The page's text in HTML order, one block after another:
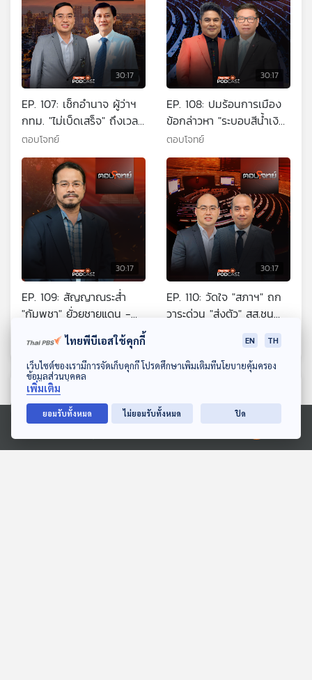
ดาวน์โหลด Thai PBS Podcast Application
Ⓒ 2020 องค์การกระจายเสียงและแพร่ภาพสาธารณะแห่งประเทศไทย
30:17
EP. 107: เช็กอำนาจ ผู้ว่าฯ
กทม. "ไม่เบ็ดเสร็จ" ถึงเวลา
ติดอาวุธ ?
ตอบโจทย์
30:17
EP. 108: ปมร้อนการเมือง
ข้อกล่าวหา "ระบอบสีน้ำเงิน"
กินรวบประเทศ ?
ตอบโจทย์
30:17
EP. 109: สัญญาณระส่ำ
"กัมพูชา" ยั่วยุชายแดน -
ปั่นป่วนภายใน ?
30:17
EP. 110: วัดใจ "สภาฯ" ถก
วาระด่วน "ส่งตัว" สส.ชน
นพัฒฐ์ ให้ดีเอสไอ ?
ตอนที่เกี่ยวข้อง
ไทยพีบีเอสใช้คุกกี้ EN TH
เว็บไซต์ของเรามีการจัดเก็บคุกกี้ โปรดศึกษาเพิ่มเติมที่นโยบายคุ้มครอง
ข้อมูลส่วนบุคคล
เพิ่มเติม
ยอมรับทั้งหมด ไม่ยอมรับทั้งหมด ปิด